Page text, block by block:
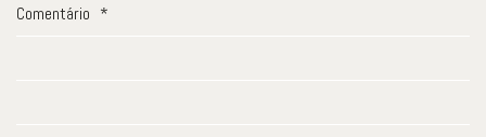
Comentário *